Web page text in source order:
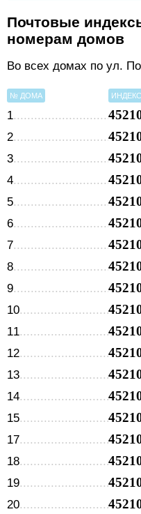
Почтовые
номерам домов
Во всех домах по ул.
№ ДОМА ИНДЕКС
1
2
3
4
5
6
7
8
9
10
11
12
13
14
15
17
18
19
20